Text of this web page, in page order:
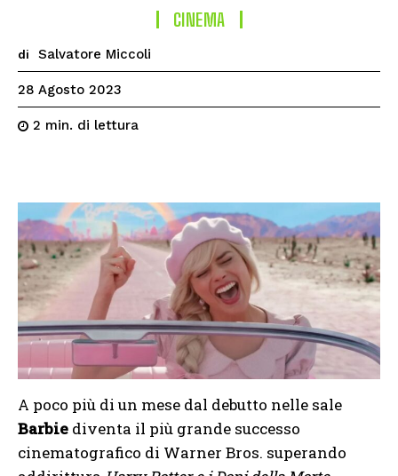
CINEMA
di Salvatore Miccoli
28 Agosto 2023
2 min. di lettura
A poco più di un mese dal debutto nelle sale
Barbie diventa il più grande successo
cinematografico di Warner Bros. superando